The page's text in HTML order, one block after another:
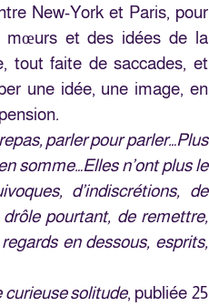
New-York et Paris, pour
mœurs et des idées de la
tout faite de saccades, et
une idée, une image, en
.
parler pour parler…Plus
somme…Elles n’ont plus le
d’indiscrétions, de
pourtant, de remettre,
en dessous, esprits,
curieuse solitude, publiée 25